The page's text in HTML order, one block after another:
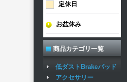
定休日
お盆休み
商品カテゴリ一覧
低ダストBrakeパッド
アクセサリー